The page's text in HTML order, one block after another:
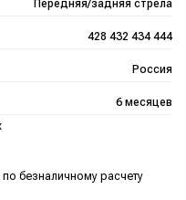
Передняя/задняя стрела
428 432 434 444
Россия
6 месяцев
безналичному расчету